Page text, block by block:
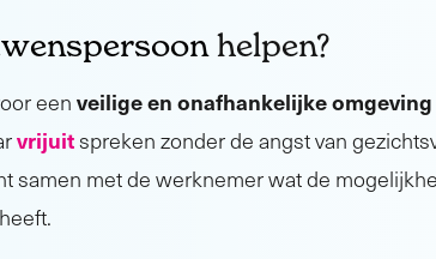
helpen?
een veilige en onafhankelijke omgeving
vrijuitspreken zonder de angst van
samen met de werknemer wat de